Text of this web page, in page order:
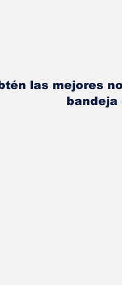
las mejores
bandeja